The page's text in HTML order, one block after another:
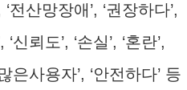
‘전산망장애’, ‘권장하다’,
‘신뢰도’, ‘손실’, ‘혼란’,
많은사용자’, ‘안전하다’ 등